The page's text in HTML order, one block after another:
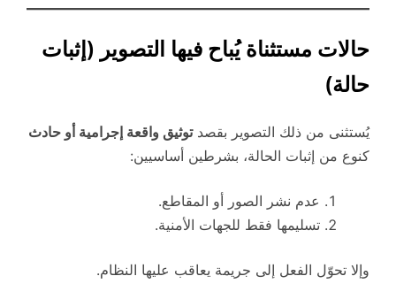
حالات مستثناة يُباح فيها التصوير (إثبات
حالة)
يُستثنى من ذلك التصوير بقصدتوثيق واقعة إجرامية أو حادث
كنوع من إثبات الحالة، بشرطين أساسيين:
عدم نشر الصور أو المقاطع.
تسليمها فقط للجهات الأمنية.
وإلا تحوّل الفعل إلى جريمة يعاقب عليها النظام.